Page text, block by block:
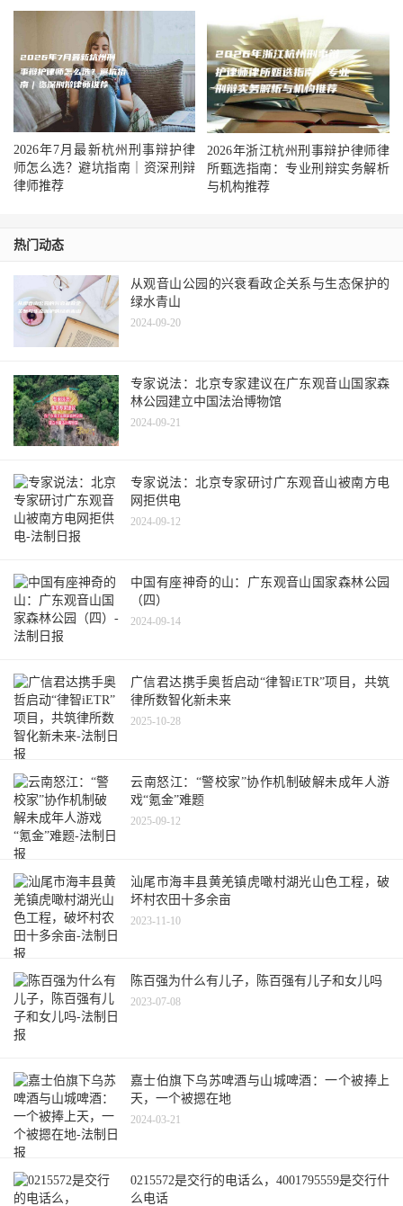
2026年7月最新杭州刑事辩护律
师怎么选？避坑指南｜资深刑辩
律师推荐
2026年浙江杭州刑事辩护律师律
所甄选指南：专业刑辩实务解析
与机构推荐
热门动态
从观音山公园的兴衰看政企关系与生态保护的
绿水青山
2024-09-20
专家说法：北京专家建议在广东观音山国家森
林公园建立中国法治博物馆
2024-09-21
专家说法：北京专家研讨广东观音山被南方电
网拒供电
2024-09-12
中国有座神奇的山：广东观音山国家森林公园
（四）
2024-09-14
广信君达携手奥哲启动“律智iETR”项目，共筑
律所数智化新未来
2025-10-28
云南怒江：“警校家”协作机制破解未成年人游
戏“氪金”难题
2025-09-12
汕尾市海丰县黄羌镇虎噉村湖光山色工程，破
坏村农田十多余亩
2023-11-10
陈百强为什么有儿子，陈百强有儿子和女儿吗
2023-07-08
嘉士伯旗下乌苏啤酒与山城啤酒：一个被捧上
天，一个被摁在地
2024-03-21
0215572是交行的电话么，4001795559是交行什
么电话